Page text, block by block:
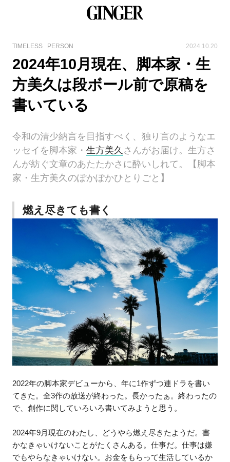
TIMELESS PERSON 2024.10.20
2024年10月現在、脚本家・生
方美久は段ボール前で原稿を
書いている
令和の清少納言を目指すべく、独り言のようなエ
ッセイを脚本家・生方美久 さんがお届け。生方さ
んが紡ぐ文章のあたたかさに酔いしれて。【脚本
家・生方美久のぽかぽかひとりごと】
燃え尽きても書く
2022年の脚本家デビューから、年に1作ずつ連ドラを書い
てきた。全3作の放送が終わった。長かったぁ。終わったの
で、創作に関していろいろ書いてみようと思う。
2024年9月現在のわたし、どうやら燃え尽きたようだ。書
かなきゃいけないことがたくさんある。仕事だ。仕事は嫌
でもやらなきゃいけない。お金をもらって生活しているか